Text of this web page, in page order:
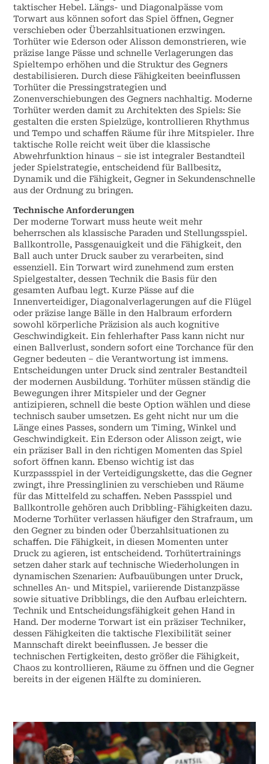
taktischer Hebel. Längs- und Diagonalpässe vom
Torwart aus können sofort das Spiel öffnen, Gegner
verschieben oder Überzahlsituationen erzwingen.
Torhüter wie Ederson oder Alisson demonstrieren, wie
präzise lange Pässe und schnelle Verlagerungen das
Spieltempo erhöhen und die Struktur des Gegners
destabilisieren. Durch diese Fähigkeiten beeinflussen
Torhüter die Pressingstrategien und
Zonenverschiebungen des Gegners nachhaltig. Moderne
Torhüter werden damit zu Architekten des Spiels: Sie
gestalten die ersten Spielzüge, kontrollieren Rhythmus
und Tempo und schaffen Räume für ihre Mitspieler. Ihre
taktische Rolle reicht weit über die klassische
Abwehrfunktion hinaus – sie ist integraler Bestandteil
jeder Spielstrategie, entscheidend für Ballbesitz,
Dynamik und die Fähigkeit, Gegner in Sekundenschnelle
aus der Ordnung zu bringen.
Technische Anforderungen
Der moderne Torwart muss heute weit mehr
beherrschen als klassische Paraden und Stellungsspiel.
Ballkontrolle, Passgenauigkeit und die Fähigkeit, den
Ball auch unter Druck sauber zu verarbeiten, sind
essenziell. Ein Torwart wird zunehmend zum ersten
Spielgestalter, dessen Technik die Basis für den
gesamten Aufbau legt. Kurze Pässe auf die
Innenverteidiger, Diagonalverlagerungen auf die Flügel
oder präzise lange Bälle in den Halbraum erfordern
sowohl körperliche Präzision als auch kognitive
Geschwindigkeit. Ein fehlerhafter Pass kann nicht nur
einen Ballverlust, sondern sofort eine Torchance für den
Gegner bedeuten – die Verantwortung ist immens.
Entscheidungen unter Druck sind zentraler Bestandteil
der modernen Ausbildung. Torhüter müssen ständig die
Bewegungen ihrer Mitspieler und der Gegner
antizipieren, schnell die beste Option wählen und diese
technisch sauber umsetzen. Es geht nicht nur um die
Länge eines Passes, sondern um Timing, Winkel und
Geschwindigkeit. Ein Ederson oder Alisson zeigt, wie
ein präziser Ball in den richtigen Momenten das Spiel
sofort öffnen kann. Ebenso wichtig ist das
Kurzpassspiel in der Verteidigungskette, das die Gegner
zwingt, ihre Pressinglinien zu verschieben und Räume
für das Mittelfeld zu schaffen. Neben Passspiel und
Ballkontrolle gehören auch Dribbling-Fähigkeiten dazu.
Moderne Torhüter verlassen häufiger den Strafraum, um
den Gegner zu binden oder Überzahlsituationen zu
schaffen. Die Fähigkeit, in diesen Momenten unter
Druck zu agieren, ist entscheidend. Torhütertrainings
setzen daher stark auf technische Wiederholungen in
dynamischen Szenarien: Aufbauübungen unter Druck,
schnelles An- und Mitspiel, variierende Distanzpässe
sowie situative Dribblings, die den Aufbau erleichtern.
Technik und Entscheidungsfähigkeit gehen Hand in
Hand. Der moderne Torwart ist ein präziser Techniker,
dessen Fähigkeiten die taktische Flexibilität seiner
Mannschaft direkt beeinflussen. Je besser die
technischen Fertigkeiten, desto größer die Fähigkeit,
Chaos zu kontrollieren, Räume zu öffnen und die Gegner
bereits in der eigenen Hälfte zu dominieren.